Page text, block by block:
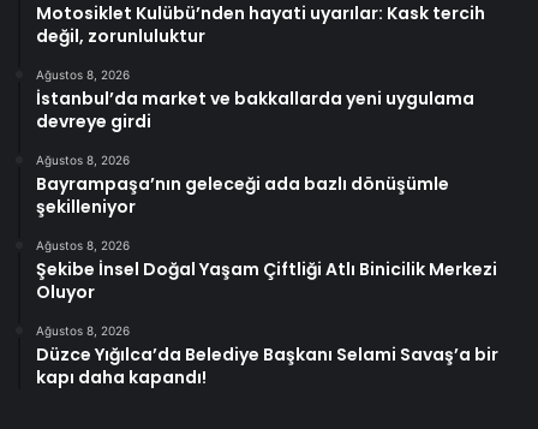
Motosiklet Kulübü’nden hayati uyarılar: Kask tercih
değil, zorunluluktur
Ağustos 8, 2026
İstanbul’da market ve bakkallarda yeni uygulama
devreye girdi
Ağustos 8, 2026
Bayrampaşa’nın geleceği ada bazlı dönüşümle
şekilleniyor
Ağustos 8, 2026
Şekibe İnsel Doğal Yaşam Çiftliği Atlı Binicilik Merkezi
Oluyor
Ağustos 8, 2026
Düzce Yığılca’da Belediye Başkanı Selami Savaş’a bir
kapı daha kapandı!